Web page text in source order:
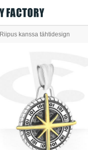
Riipus kanssa tähtidesign